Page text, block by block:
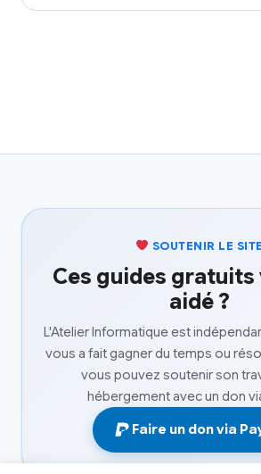
SOUTENIR LE SITE
Ces guides gratuits
aidé ?
L'Atelier Informatique est
vous a fait gagner du temps ou
vous pouvez soutenir son
hébergement avec un don
Faire un don via